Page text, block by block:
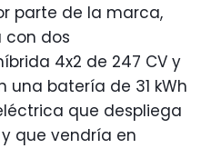
parte de la marca,
con dos
4x2 de 247 CV y
batería de 31 kWh
que despliega
que vendría en